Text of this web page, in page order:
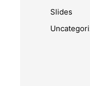
Slides